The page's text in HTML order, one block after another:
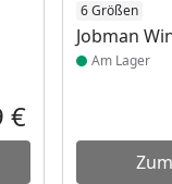
Aktueller Preis
€
6 Größen
Jobman
Produkt am
Am Lager